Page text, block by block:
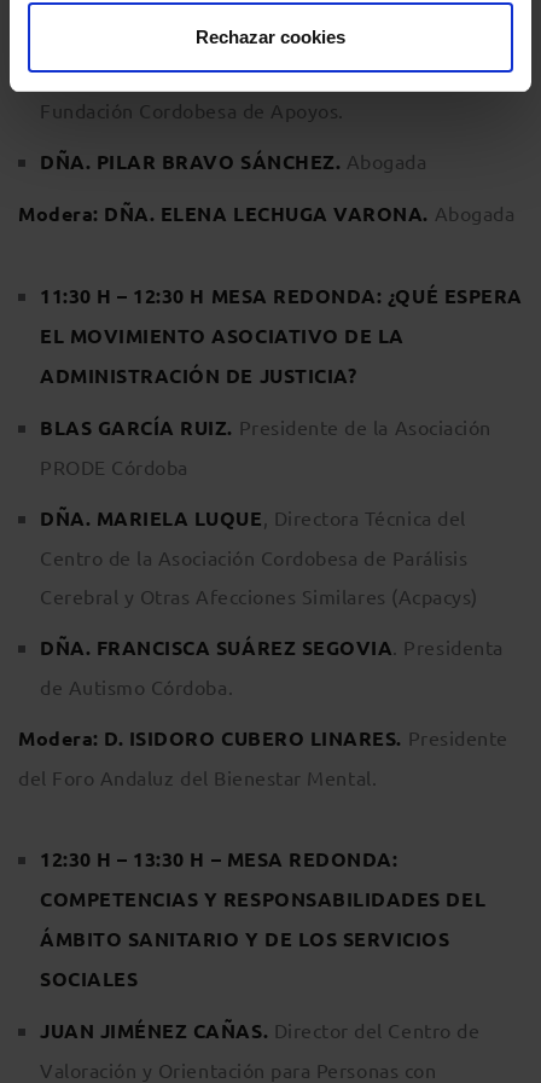
Rechazar cookies
JOSÉ MANUEL EXPÓSITO SANTOS. Abogado
Fundación Cordobesa de Apoyos.
DÑA. PILAR BRAVO SÁNCHEZ. Abogada
Modera: DÑA. ELENA LECHUGA VARONA. Abogada
11:30 H – 12:30 H MESA REDONDA: ¿QUÉ ESPERA
EL MOVIMIENTO ASOCIATIVO DE LA
ADMINISTRACIÓN DE JUSTICIA?
BLAS GARCÍA RUIZ. Presidente de la Asociación
PRODE Córdoba
DÑA. MARIELA LUQUE, Directora Técnica del
Centro de la Asociación Cordobesa de Parálisis
Cerebral y Otras Afecciones Similares (Acpacys)
DÑA. FRANCISCA SUÁREZ SEGOVIA. Presidenta
de Autismo Córdoba.
Modera: D. ISIDORO CUBERO LINARES. Presidente
del Foro Andaluz del Bienestar Mental.
12:30 H – 13:30 H – MESA REDONDA:
COMPETENCIAS Y RESPONSABILIDADES DEL
ÁMBITO SANITARIO Y DE LOS SERVICIOS
SOCIALES
JUAN JIMÉNEZ CAÑAS. Director del Centro de
Valoración y Orientación para Personas con